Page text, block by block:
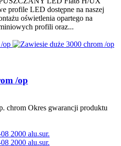
profile LED dostępne na naszej
oświetlenia opartego na
profili oraz...
/op
chrom Okres gwarancji produktu